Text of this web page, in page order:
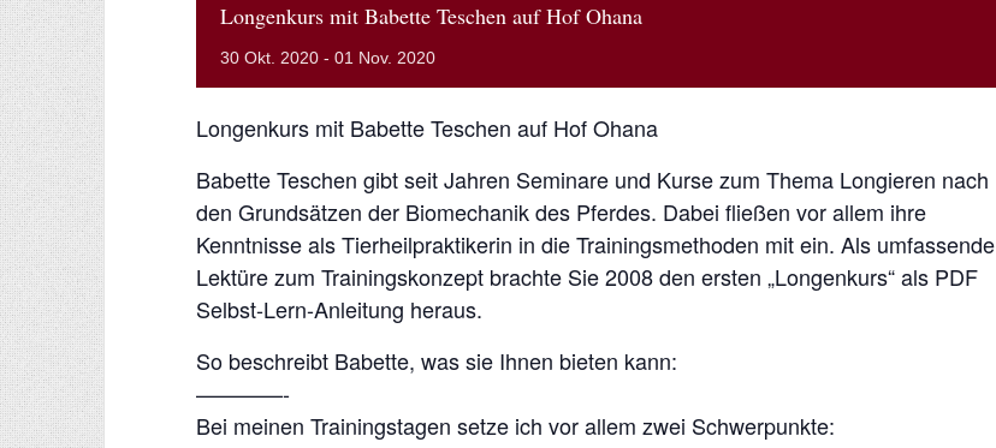
Longenkurs mit Babette Teschen auf Hof Ohana
30 Okt. 2020 - 01 Nov. 2020
Longenkurs mit Babette Teschen auf Hof Ohana
Babette Teschen gibt seit Jahren Seminare und Kurse zum Thema Longieren nach
den Grundsätzen der Biomechanik des Pferdes. Dabei fließen vor allem ihre
Kenntnisse als Tierheilpraktikerin in die Trainingsmethoden mit ein. Als umfassende
Lektüre zum Trainingskonzept brachte Sie 2008 den ersten „Longenkurs“ als PDF
Selbst-Lern-Anleitung heraus.
So beschreibt Babette, was sie Ihnen bieten kann:
————-
Bei meinen Trainingstagen setze ich vor allem zwei Schwerpunkte: